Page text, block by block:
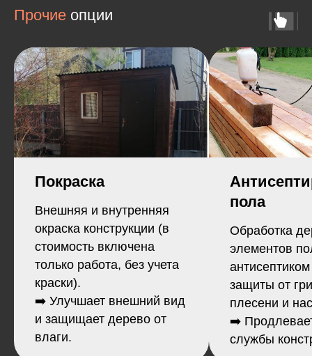
Прочие опции
Покраска
Внешняя и внутренняя
окраска конструкции (в
стоимость включена
только работа, без учета
краски).
➡️ Улучшает внешний вид
и защищает дерево от
влаги.
пола
Обработка
элементов
защиты от
плесени и
➡️
службы
Гарантия действует на работу
в течении 3 лет, на качество
материала в момент приемки.
В случае возникновения гарантийных
случаев обращайтесь в службу
поддержки, мы постараемся решить
все вс рок до 7 дней.